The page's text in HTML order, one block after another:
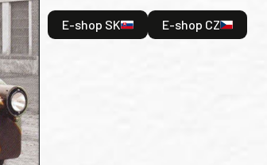
E-shop SK E-shop CZ